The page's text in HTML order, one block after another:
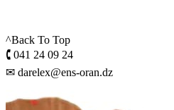
^Back To Top
🕻 041 24 09 24
✉ darelex@ens-oran.dz